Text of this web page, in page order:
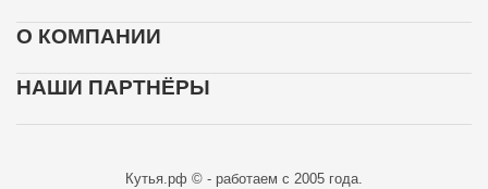
О КОМПАНИИ
НАШИ ПАРТНЁРЫ
Кутья.рф © - работаем с 2005 года.